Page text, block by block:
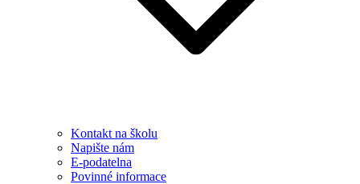
Kontakt na školu
Napište nám
E-podatelna
Povinné informace